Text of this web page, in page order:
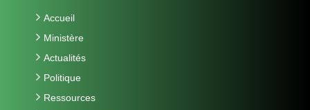
Accueil
Ministère
Actualités
Politique
Ressources